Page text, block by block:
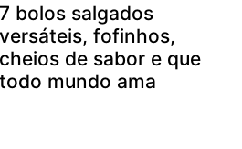
7 bolos salgados
versáteis, fofinhos,
cheios de sabor e que
todo mundo ama